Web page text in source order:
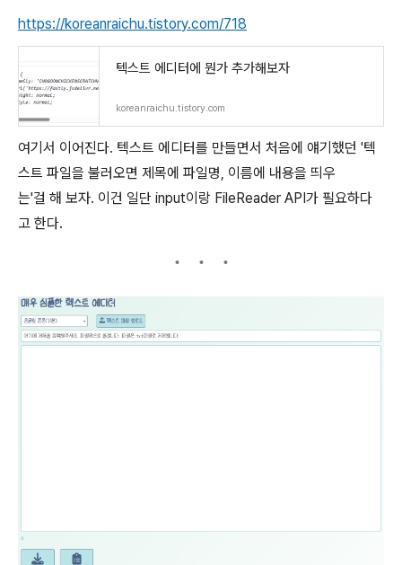
https://koreanraichu.tistory.com/718
텍스트 에디터에 뭔가 추가해보자
koreanraichu.tistory.com
여기서 이어진다. 텍스트 에디터를 만들면서 처음에 얘기했던 '텍
스트 파일을 불러오면 제목에 파일명, 이름에 내용을 띄우
는'걸 해 보자. 이건 일단 input이랑 FileReader API가 필요하다
고 한다.